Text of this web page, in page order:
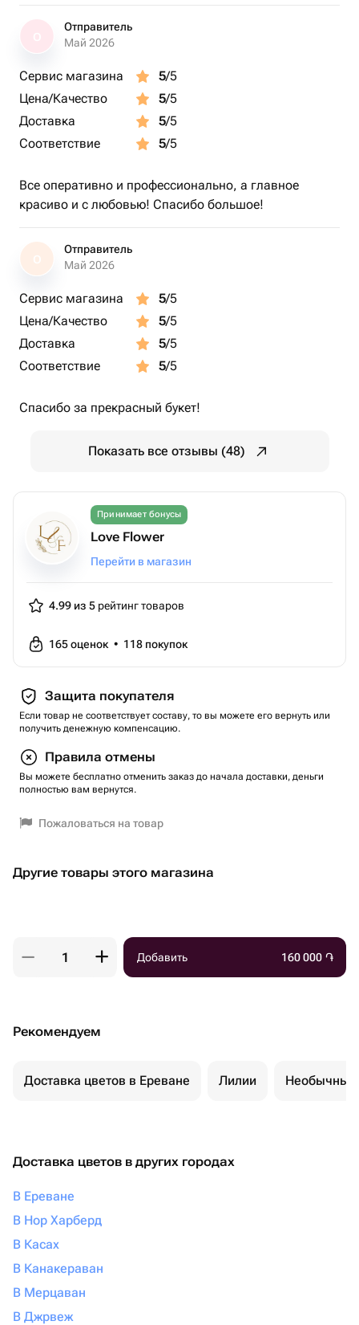
Отправитель
Май 2026
Сервис магазина 5/5
Цена/Качество
5/5
Доставка
5/5
Соответствие
5/5
Все оперативно и профессионально, а главное
красиво и с любовью! Спасибо большое!
О
Отправитель
Май 2026
Сервис магазина 5/5
Цена/Качество
5/5
Доставка
5/5
Соответствие
5/5
Спасибо за прекрасный букет!
Показать все отзывы (48)
Принимает бонусы
Love Flower
Перейти в магазин
4.99 из 5 рейтинг товаров
165оценок • 118 покупок
Защита покупателя
Если товар не соответствует составу, то вы можете его вернуть или
получить денежную компенсацию.
Правила отмены
Вы можете бесплатно отменить заказ до начала доставки, деньги
полностью вам вернутся.
Пожаловаться на товар
Другие товары этого магазина
Добавить 160 000 ֏
Рекомендуем
Доставка цветов в Ереване Лилии Необычные
Доставка цветов в других городах
В Ереване
В Нор Харберд
В Касах
В Канакераван
В Мерцаван
В Джрвеж